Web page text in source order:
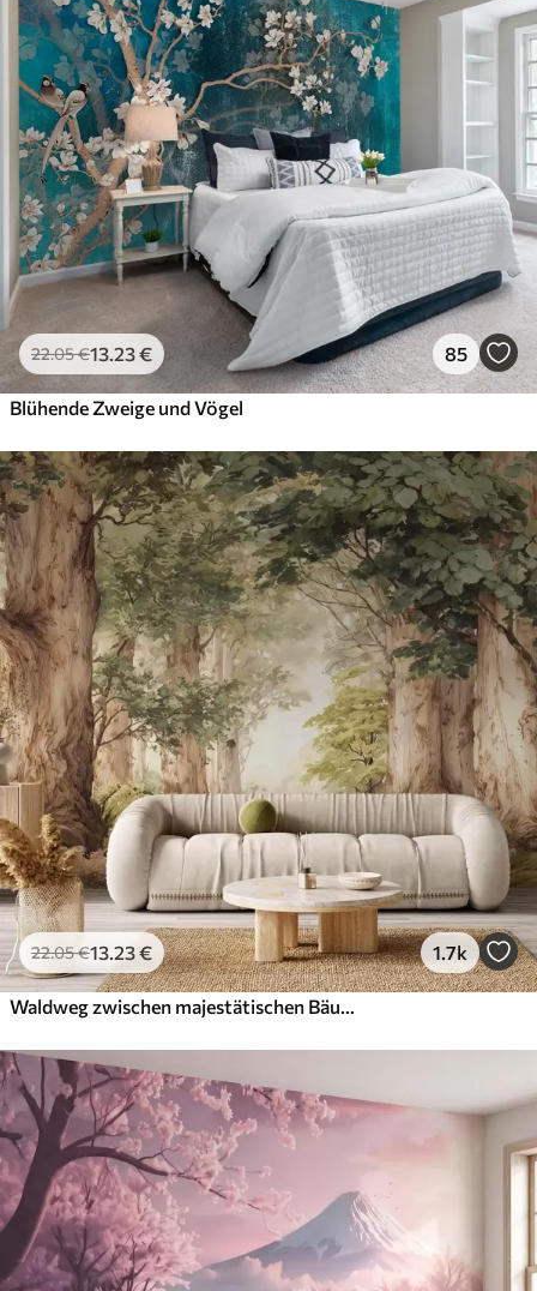
22.05€13 .23€ 85
Blühende Zweige und Vögel
22.05€13 .23€ 1.7k